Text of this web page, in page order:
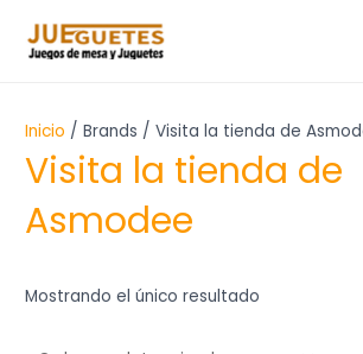
Inicio / Brands / Visita la tienda de
Visita la tienda de
Asmodee
Mostrando el único resultado